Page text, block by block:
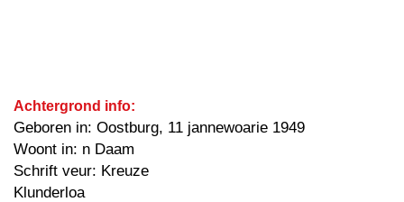
Achtergrond info:
Geboren in: Oostburg, 11 jannewoarie 1949
Woont in: n Daam
Schrift veur: Kreuze
Klunderloa